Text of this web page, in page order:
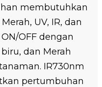
membutuhkan
UV, IR, dan
OFF dengan
dan Merah
IR730nm
pertumbuhan